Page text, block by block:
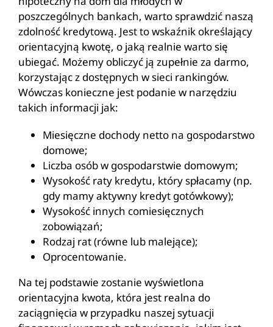
poszczególnych bankach, warto sprawdzić naszą
zdolność kredytową. Jest to wskaźnik określający
orientacyjną kwotę, o jaką realnie warto się
ubiegać. Możemy obliczyć ją zupełnie za darmo,
korzystając z dostępnych w sieci rankingów.
Wówczas konieczne jest podanie w narzędziu
takich informacji jak:
Miesięczne dochody netto na gospodarstwo
domowe;
Liczba osób w gospodarstwie domowym;
Wysokość raty kredytu, który spłacamy (np.
gdy mamy aktywny kredyt gotówkowy);
Wysokość innych comiesięcznych
zobowiązań;
Rodzaj rat (równe lub malejące);
Oprocentowanie.
Na tej podstawie zostanie wyświetlona
orientacyjna kwota, która jest realna do
zaciągnięcia w przypadku naszej sytuacji